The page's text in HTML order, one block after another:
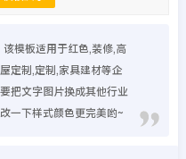
模板适用于红色,装修,高
定制,定制,家具建材等企
把文字图片换成其他行业
一下样式颜色更完美哟~